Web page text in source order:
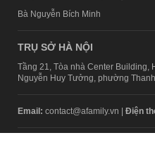
Bà Nguyễn Bích Minh
TRỤ SỞ HÀ NỘI
Tầng 21, Tòa nhà Center Building,
Nguyễn Huy Tưởng, phường
Email: contact@afamily.vn | Điện